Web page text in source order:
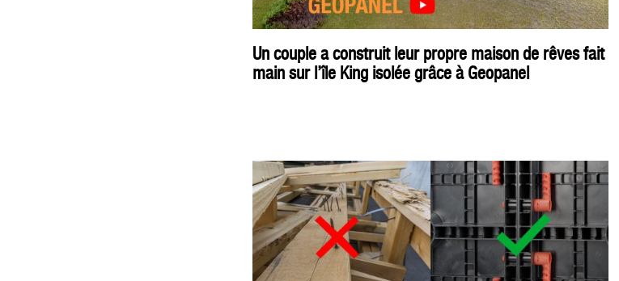
Un couple a construit leur propre maison de rêves fait
main sur l’île King isolée grâce à Geopanel